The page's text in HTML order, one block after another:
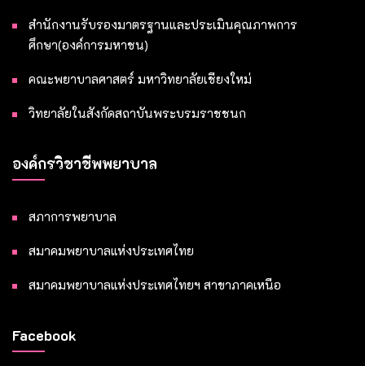
สำนักงานรับรองมาตรฐานและประเมินคุณภาพการ
ศึกษา(องค์การมหาชน)
คณะพยาบาลศาสตร์ มหาวิทยาลัยเชียงใหม่
วิทยาลัยในสังกัดสถาบันพระบรมราชชนก
องค์กรวิชาชีพพยาบาล
สภาการพยาบาล
สมาคมพยาบาลแห่งประเทศไทย
สมาคมพยาบาลแห่งประเทศไทยฯ สาขาภาคเหนือ
Facebook